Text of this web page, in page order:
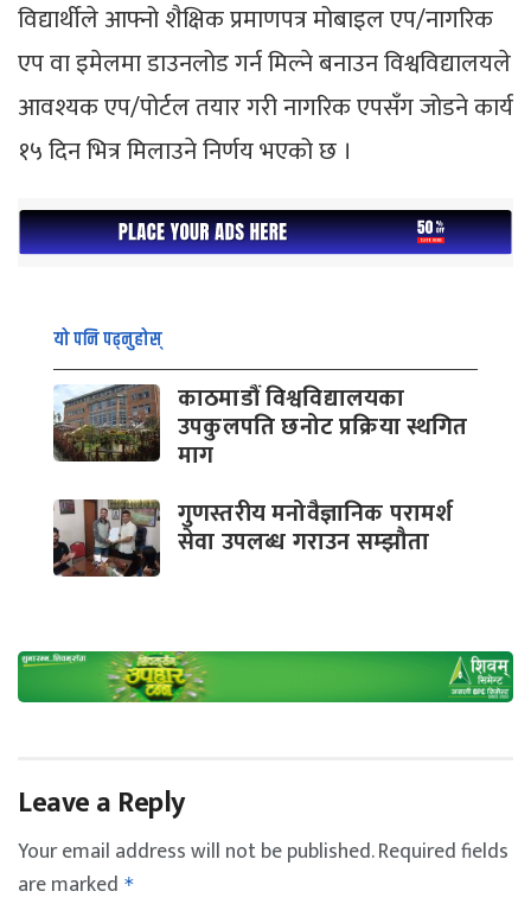
विद्यार्थीले आफ्नो शैक्षिक प्रमाणपत्र मोबाइल एप/नागरिक
एप वा इमेलमा डाउनलोड गर्न मिल्ने बनाउन विश्वविद्यालयले
आवश्यक एप/पोर्टल तयार गरी नागरिक एपसँग जोडने कार्य
१५ दिन भित्र मिलाउने निर्णय भएको छ ।
यो पनि पढ्नुहोस्
काठमाडौं विश्वविद्यालयका
उपकुलपति छनोट प्रक्रिया स्थगित
माग
गुणस्तरीय मनोवैज्ञानिक परामर्श
सेवा उपलब्ध गराउन सम्झौता
Leave a Reply
Your email address will not be published.Required fields
are marked *